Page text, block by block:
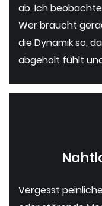
ab. Ich
Wer braucht
die Dynamik so,
abgeholt fühlt
Vergesst